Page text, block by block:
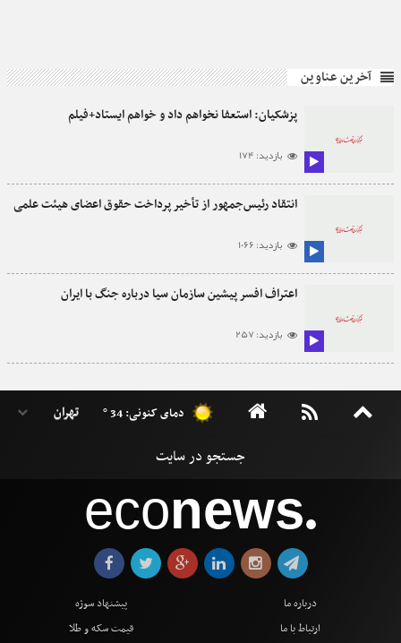
آخرین عناوین
پزشکیان: استعفا نخواهم داد و خواهم ایستاد+فیلم
بازدید: 174
انتقاد رئیس‌جمهور از تأخیر پرداخت حقوق اعضای هیئت علمی
بازدید: 1066
اعتراف افسر پیشین سازمان سیا درباره جنگ با ایران
بازدید: 257
دمای کنونی: 34 °
econews●
درباره ما
ارتباط با ما
پیشنهاد سوژه
قیمت سکه و طلا